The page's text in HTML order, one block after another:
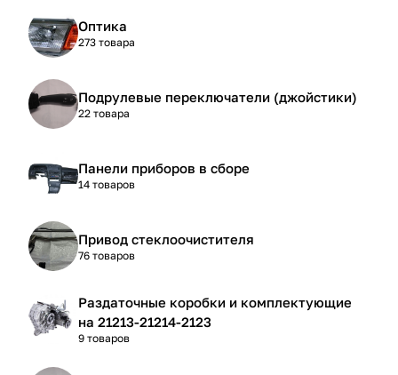
Оптика
273 товара
Подрулевые переключатели (джойстики)
22 товара
Панели приборов в сборе
14 товаров
Привод стеклоочистителя
76 товаров
Раздаточные коробки и комплектующие
на 21213-21214-2123
9 товаров